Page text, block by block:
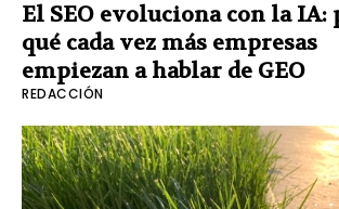
El SEO evoluciona con la IA:
qué cada vez más empresas
empiezan a hablar de GEO
REDACCIÓN